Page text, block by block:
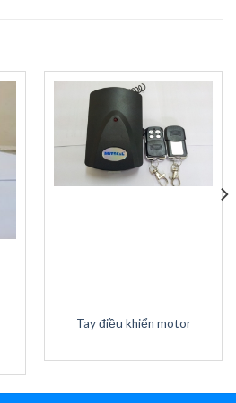
Tay điều khiển motor